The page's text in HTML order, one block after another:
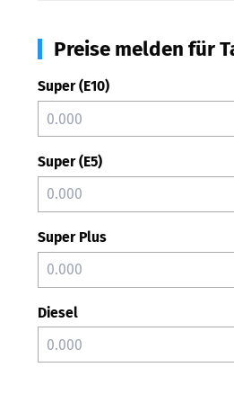
Preise melden für
Super (E10)
Super (E5)
Super Plus
Diesel